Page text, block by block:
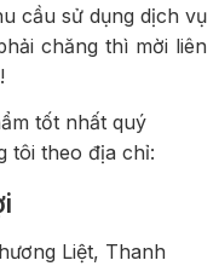
cầu sử dụng dịch vụ
chăng thì mời liên
tốt nhất quý
tôi theo địa chỉ:
Liệt, Thanh